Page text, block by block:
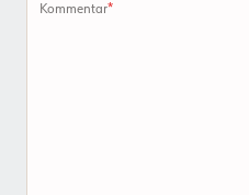
Kommentar*